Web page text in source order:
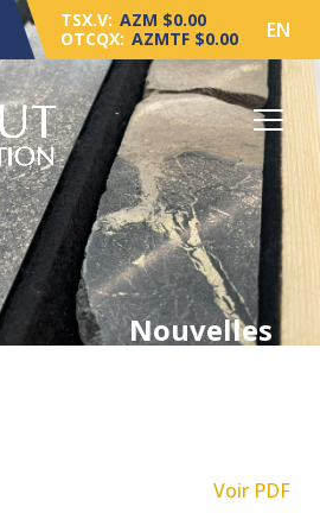
TSX.V: AZM $0.00
OTCQX: AZMTF $0.00 EN
Nouvelles
Voir PDF